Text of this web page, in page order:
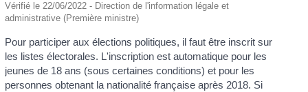
Vérifié le 22/06/2022 - Direction de l'information légale et
administrative (Première ministre)
Pour participer aux élections politiques, il faut être inscrit sur
les listes électorales. L'inscription est automatique pour les
jeunes de 18 ans (sous certaines conditions) et pour les
personnes obtenant la nationalité française après 2018. Si